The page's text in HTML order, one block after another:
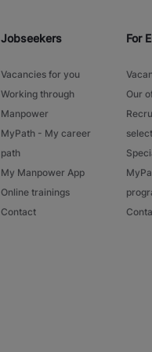
Jobseekers
Vacancies for you
Working through
Manpower
MyPath - My career
path
My Manpower App
Online trainings
Contact
For
Our